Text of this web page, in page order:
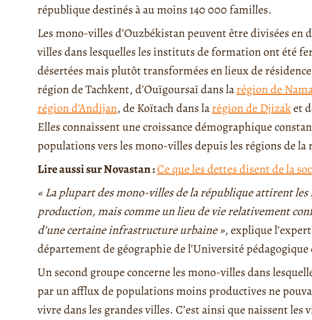
république destinés à au moins 140 000 familles.
Les mono-villes d’Ouzbékistan peuvent être divisées en
villes dans lesquelles les instituts de formation ont été
désertées mais plutôt transformées en lieux de
région de Tachkent, d’Ouïgoursaï dans larégion de
région d’Andijan, de Koïtach dans larégion de Djizaket
Elles connaissent une croissance démographique
populations vers les mono-villes depuis les régions de la
Lire aussi sur Novastan :Ce que les dettes disent de la
« La plupart des mono-villes de la république attirent
production, mais comme un lieu de vie relativement
d’une certaine infrastructure urbaine », explique
département de géographie de l’Université
Un second groupe concerne les mono-villes dans
par un afflux de populations moins productives ne
vivre dans les grandes villes. C’est ainsi que naissent